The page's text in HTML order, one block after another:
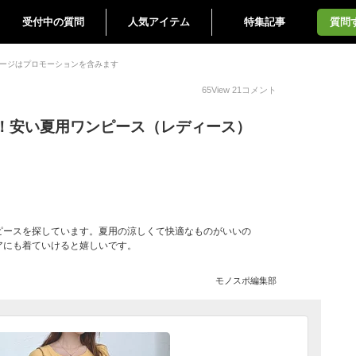
受付中の質問 人気アイテム 特集記事 質問
ジはプロモーションを含みます
65View 21 コメント
安い夏用ワンピース（レディース）
スを探しています。夏用の涼しくて快適なものがいいの
も着ていけると嬉しいです。
モノスポ編集部